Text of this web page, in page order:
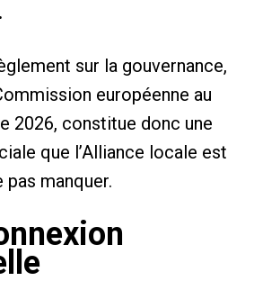
sur la gouvernance,
européenne au
2026, constitue donc une
que l’Alliance locale est
pas manquer.